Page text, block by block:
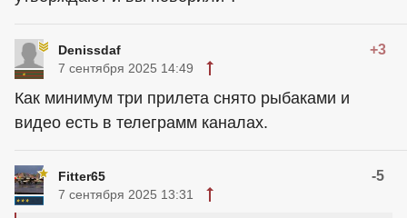
Denissdaf +3
7 сентября 2025 14:49
Как минимум три прилета снято рыбаками и
видео есть в телеграмм каналах.
Fitter65 -5
7 сентября 2025 13:31